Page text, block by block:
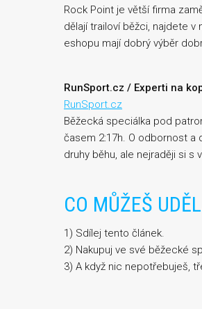
Rock Point je větší firma
dělají trailoví běžci, najdete v
eshopu mají dobrý výběr
RunSport.cz / Experti na
RunSport.cz
Běžecká speciálka pod
časem 2:17h. O odbornost
druhy běhu, ale nejraději si s
CO MŮŽEŠ
1) Sdílej tento článek.
2) Nakupuj ve své běžecké
3) A když nic nepotřebuješ,